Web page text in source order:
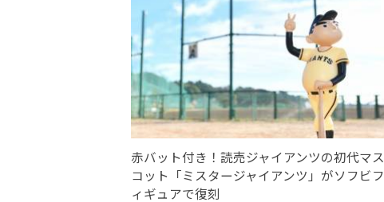
赤バット付き！読売ジャイアンツの初代マス
コット「ミスタージャイアンツ」がソフビフ
ィギュアで復刻